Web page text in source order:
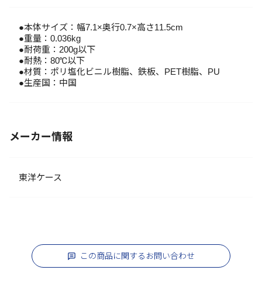
●本体サイズ：幅7.1×奥行0.7×高さ11.5cm
●重量：0.036kg
●耐荷重：200g以下
●耐熱：80℃以下
●材質：ポリ塩化ビニル樹脂、鉄板、PET樹脂、PU
●生産国：中国
メーカー情報
東洋ケース
この商品に関するお問い合わせ